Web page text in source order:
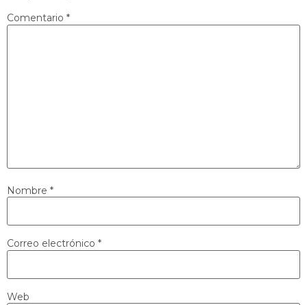
Comentario *
Nombre *
Correo electrónico *
Web